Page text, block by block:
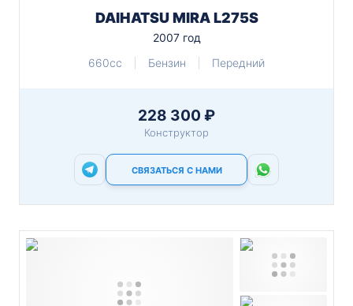
DAIHATSU MIRA L275S
2007 год
660cc
Бензин Передний
228 300 ₽
Конструктор
СВЯЗАТЬСЯ С НАМИ